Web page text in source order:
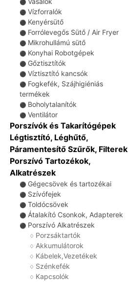
⚫
⚫ Vízforralók
⚫ Kenyérsütő
⚫ Forrólevegős Sütő / Air Fryer
⚫ Mikrohullámú sütő
⚫ Konyhai Robotgépek
⚫ Gőztisztítók
⚫ Víztisztító kancsók
⚫ Fogkefék, Szájhigiéniás
termékek
⚫ Boholytalanítók
⚫ Ventilátor
Porszívók és Takarítógépek
Légtisztító, Léghűtő,
Páramentesítő Szűrők, Filterek
Porszívó Tartozékok,
Alkatrészek
⚫ Gégecsövek és tartozékai
⚫ Szívófejek
⚫ Toldócsövek
⚫ Átalakító Csonkok, Adapterek
⚫ Porszívó Alkatrészek
♢ Porzsáktartók
♢ Akkumulátorok
♢ Kábelek,Vezetékek
♢ Szénkefék
♢ Kapcsolók